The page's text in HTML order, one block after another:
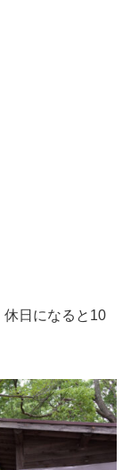
休日になると10